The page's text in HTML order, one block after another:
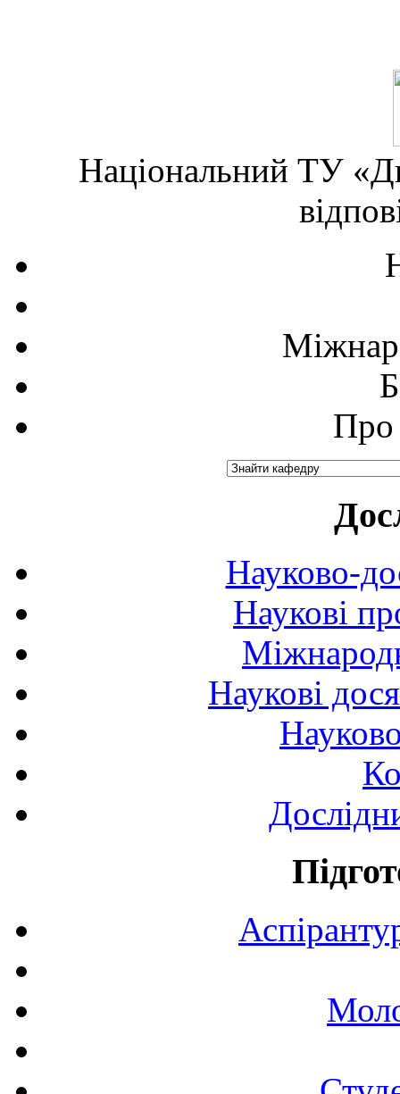
Національний ТУ
Про
Науково-
Наукові
Наукові